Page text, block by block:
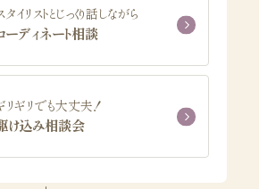
タイリストとじっくり話しながら
ーディネート相談
リギリでも大丈夫！
け込み相談会